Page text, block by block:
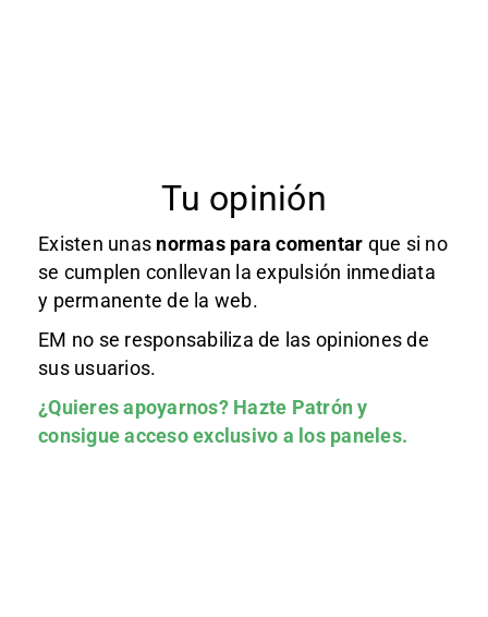
Tu opinión
Existen unas normas para comentar que si no
se cumplen conllevan la expulsión inmediata
y permanente de la web.
EM no se responsabiliza de las opiniones de
sus usuarios.
¿Quieres apoyarnos? Hazte Patróny
consigue acceso exclusivo a los paneles.